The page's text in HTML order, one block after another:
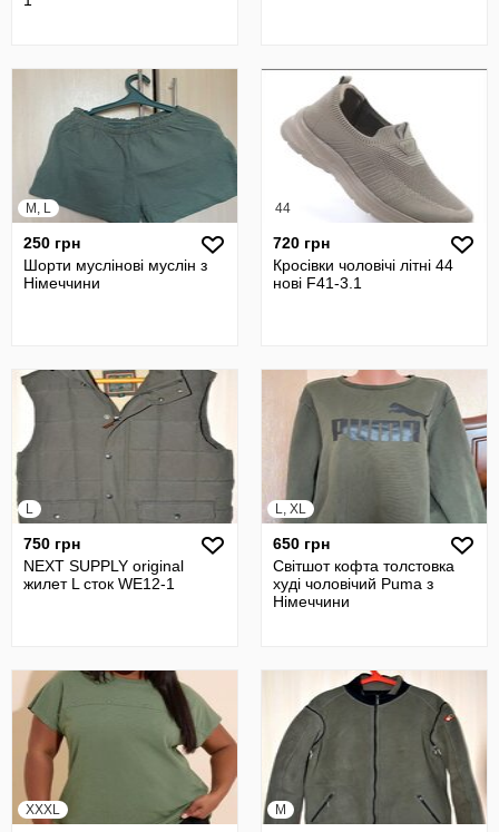
M, L
250 грн
Шорти муслінові муслін з
Німеччини
44
720 грн
Кросівки чоловічі літні 44
нові F41-3.1
L
750 грн
NEXT SUPPLY original
жилет L сток WE12-1
L, XL
650 грн
Світшот кофта толстовка
худі чоловічий Puma з
Німеччини
XXXL M